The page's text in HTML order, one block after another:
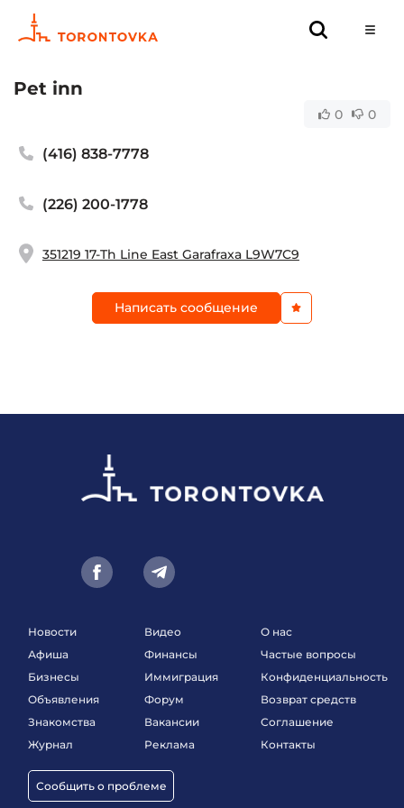
Pet inn
0 0
(416) 838-7778
(226) 200-1778
351219 17-Th Line East Garafraxa L9W7C9
Написать сообщение
Новости
Афиша
Бизнесы
Объявления
Знакомства
Журнал
Сообщить о проблеме
Видео
Финансы
Иммиграция
Форум
Вакансии
Реклама
О нас
Частые вопросы
Конфиденциальность
Возврат средств
Соглашение
Контакты